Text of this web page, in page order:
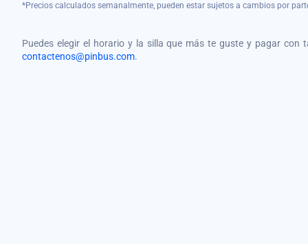
*Precios calculados semanalmente, pueden estar sujetos a cambios por
Puedes elegir el horario y la silla que más te guste y pagar
contactenos@pinbus.com.